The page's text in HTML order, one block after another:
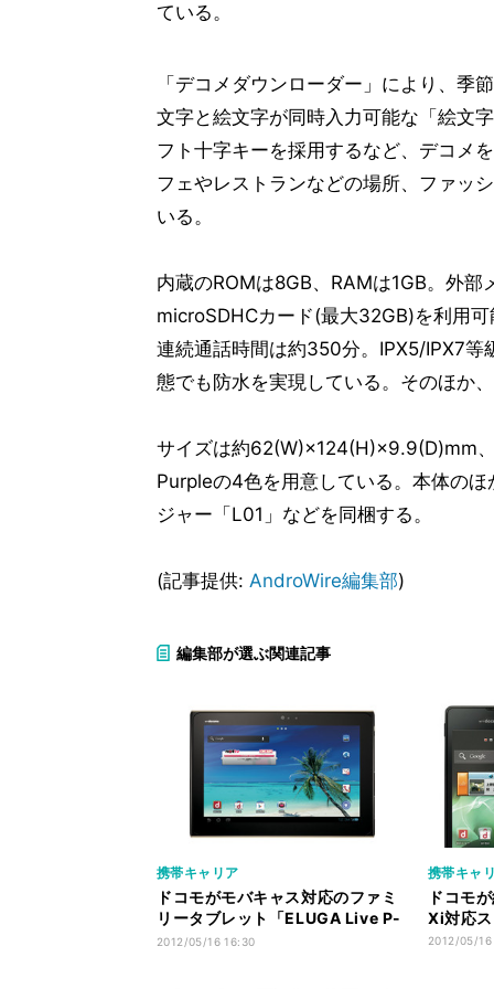
ている。
「デコメダウンローダー」により、季
文字と絵文字が同時入力可能な「絵文
フト十字キーを採用するなど、デコメ
フェやレストランなどの場所、ファッ
いる。
内蔵のROMは8GB、RAMは1GB。外
microSDHCカード(最大32GB)を利用
連続通話時間は約350分。IPX5/IPX7等
態でも防水を実現している。そのほか
サイズは約62(W)×124(H)×9.9(D)mm
Purpleの4色を用意している。本体の
ジャー「L01」などを同梱する。
(記事提供: AndroWire編集部)
編集部が選ぶ関連記事
携帯キャリア
ドコモがモバキャス対応のファミ
リータブレット「ELUGA Live P-
08D」発表
2012/05/16 16:30
携帯キャ
ドコモ
Xi対応
2012/05/